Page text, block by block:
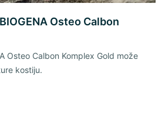
Osteo Calbon
Osteo Calbon Komplex Gold može
kostiju.